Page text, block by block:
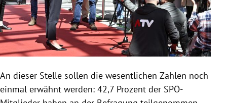
An dieser Stelle sollen die wesentlichen Zahlen noch
einmal erwähnt werden: 42,7 Prozent der SPÖ-